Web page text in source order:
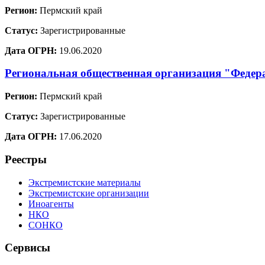
Регион: Пермский край
Статус: Зарегистрированные
Дата ОГРН: 19.06.2020
Региональная общественная организация
Регион: Пермский край
Статус: Зарегистрированные
Дата ОГРН: 17.06.2020
Реестры
Экстремистские материалы
Экстремистские организации
Иноагенты
НКО
СОНКО
Сервисы